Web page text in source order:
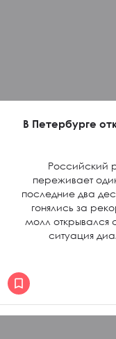
В Петербурге
Российский
переживает
последние два
гонялись за
молл открывался
ситуация